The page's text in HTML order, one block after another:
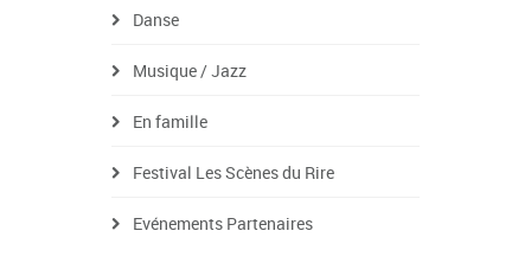
Danse
Musique / Jazz
En famille
Festival Les Scènes du Rire
Evénements Partenaires